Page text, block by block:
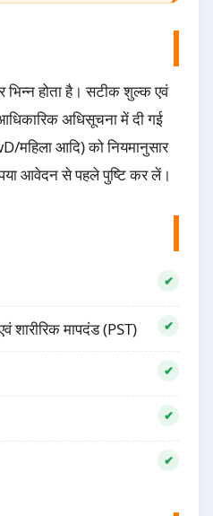
होता है। सटीक शुल्क एवं
अधिसूचना में दी गई
महिला आदि) को नियमानुसार
आवेदन से पहले पुष्टि कर लें।
शारीरिक मापदंड (PST)